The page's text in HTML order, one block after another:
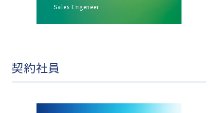
Sales Engeneer
契約社員